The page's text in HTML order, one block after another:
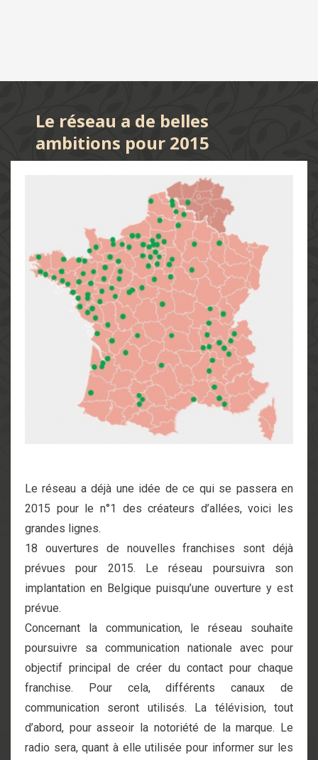
Le réseau a de belles
ambitions pour 2015
Le réseau a déjà une idée de ce qui se passera en
2015 pour le n°1 des créateurs d’allées, voici les
grandes lignes.
18 ouvertures de nouvelles franchises sont déjà
prévues pour 2015. Le réseau poursuivra son
implantation en Belgique puisqu’une ouverture y est
prévue.
Concernant la communication, le réseau souhaite
poursuivre sa communication nationale avec pour
objectif principal de créer du contact pour chaque
franchise. Pour cela, différents canaux de
communication seront utilisés. La télévision, tout
d’abord, pour asseoir la notoriété de la marque. Le
radio sera, quant à elle utilisée pour informer sur les